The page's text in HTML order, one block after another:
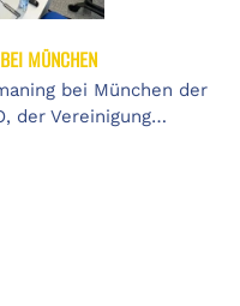
MÜNCHEN
bei München der
der Vereinigung…